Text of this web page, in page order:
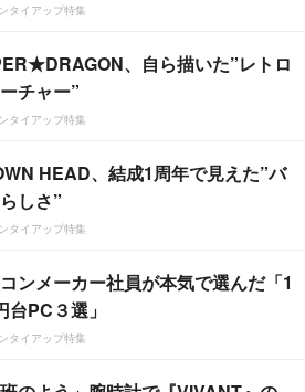
タイアップ特集
、自ら描いた”レトロ
チャー”
タイアップ特集
HEAD、結成1周年で見えた”バ
しさ”
タイアップ特集
ンメーカー社員が本気で選んだ「1
台PC３選」
タイアップ特集